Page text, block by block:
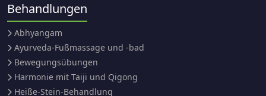
Behandlungen
Abhyangam
Ayurveda-Fußmassage und -bad
Bewegungsübungen
Harmonie mit Taiji und Qigong
Heiße-Stein-Behandlung